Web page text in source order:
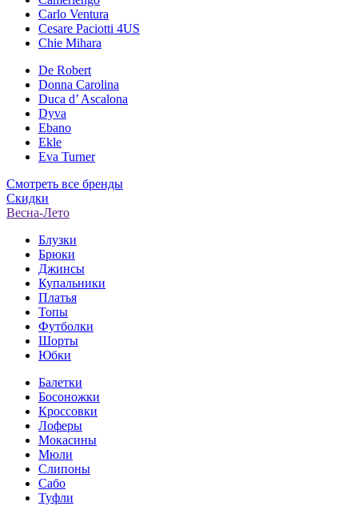
Carlo Ventura
Cesare Paciotti 4US
Chie Mihara
De Robert
Donna Carolina
Duca d’ Ascalona
Dyva
Ebano
Ekle
Eva Turner
Смотреть все бренды
Скидки
Весна-Лето
Блузки
Брюки
Джинсы
Купальники
Платья
Топы
Футболки
Шорты
Юбки
Балетки
Босоножки
Кроссовки
Лоферы
Мокасины
Мюли
Слипоны
Сабо
Туфли